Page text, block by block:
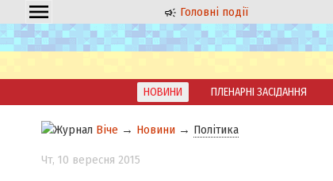
Головні події
НОВИНИ ПЛЕНАРНІ ЗАСІДАННЯ
Віче → Новини → Політика
Чт, 10 вересня 2015